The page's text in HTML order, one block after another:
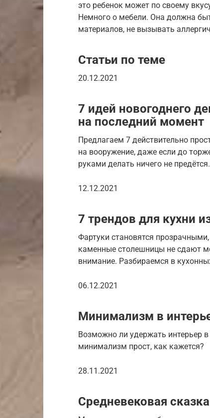
это ребенок может по своему
Немного о мебели. Она должна
материалов, не вызывать
Статьи по теме
20.12.2021
7 идей новогоднего
на последний момент
Предлагаем 7 действительно
на вооружение, даже если до
руками делать ничего не
12.12.2021
7 трендов для кухни
Фартуки становятся
каменные столешницы не сдают
внимание. Разбираемся в
06.12.2021
Минимализм в
Возможно ли удержать интерьер
минимализм прост, как кажется?
28.11.2021
Средневековая